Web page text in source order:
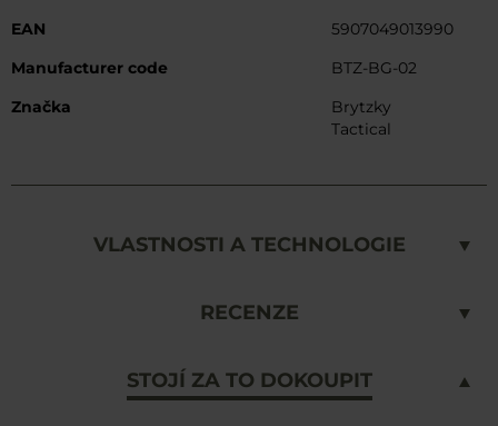
EAN
5907049013990
Manufacturer code
BTZ-BG-02
Značka
Brytzky
Tactical
VLASTNOSTI A TECHNOLOGIE
RECENZE
STOJÍ ZA TO DOKOUPIT